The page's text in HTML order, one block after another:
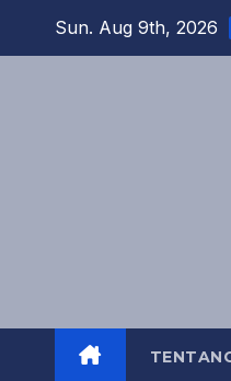
Sun. Aug 9th, 2026